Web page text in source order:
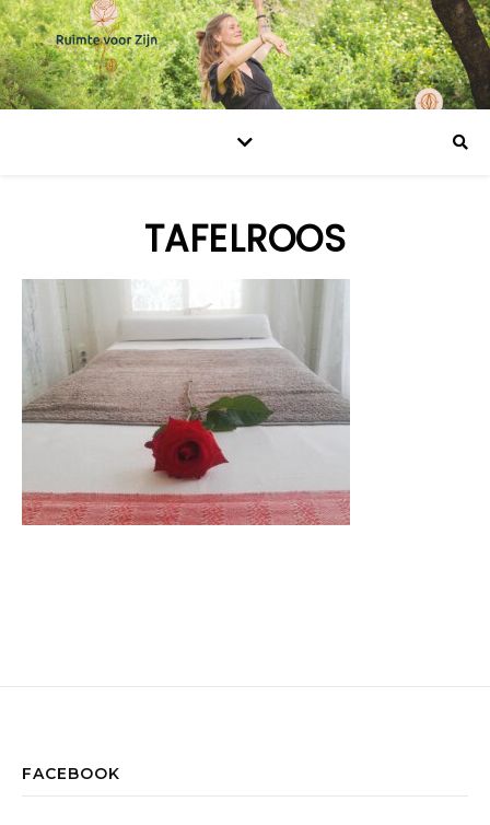
TAFELROOS
FACEBOOK